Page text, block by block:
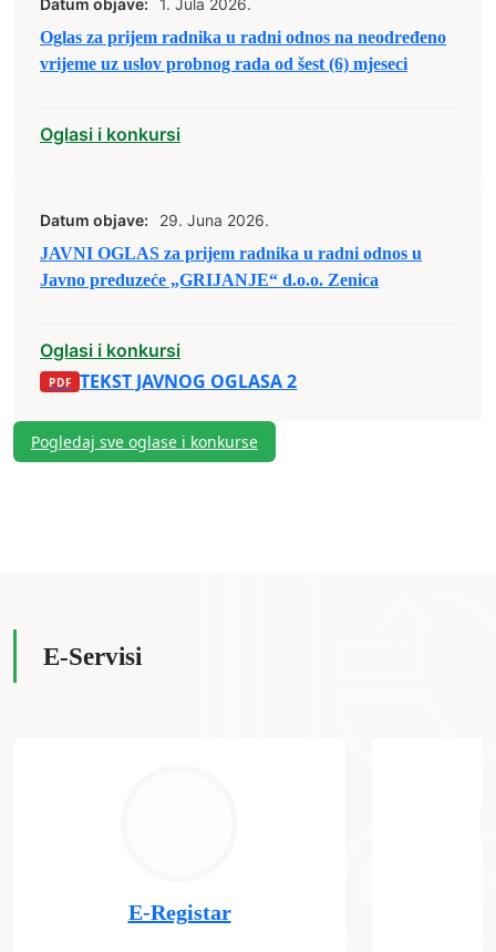
Datum objave:
1. Jula 2026.
Oglas za prijem radnika u radni odnos na neodređeno
vrijeme uz uslov probnog rada od šest (6) mjeseci
Oglasi i konkursi
Datum objave:
29. Juna 2026.
JAVNI OGLAS za prijem radnika u radni odnos u
Javno preduzeće „GRIJANJE“ d.o.o. Zenica
Oglasi i konkursi
TEKST JAVNOG OGLASA 2
Pogledaj sve oglase i konkurse
E-Servisi
E-Registar